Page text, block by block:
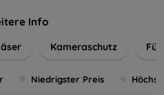
jedes Gerät, um eine
langlebigen und zuverlässigen
Info
Kameraschutz
Niedrigster Preis